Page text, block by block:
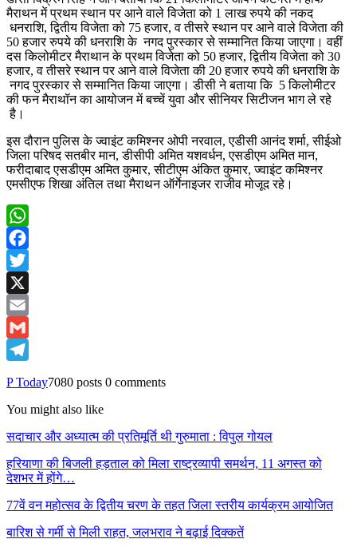
मैराथन में प्रथम स्थान पर आने वाले विजेता को 1 लाख रुपये की नकद
धनराशि, द्वितीय विजेता को 75 हजार, व तीसरे स्थान पर आने वाले विजेता की
50 हजार रुपये की धनराशि के नगद पुरस्कार से सम्मानित किया जाएगा। वहीं
दस किलोमीटर मैराथान के प्रथम विजेता को 50 हजार, द्वितीय विजेता को 30
हजार, व तीसरे स्थान पर आने वाले विजेता की 20 हजार रुपये की धनराशि के
नगद पुरस्कार से सम्मानित किया जाएगा। डीसी ने बताया कि 5 किलोमीटर
की फन मैराथॉन का आयोजन में बच्चें युवा और सीनियर सिटीजन भाग ले रहे
है।
इस दौरान पुलिस के ज्वाइंट कमिश्नर ओपी नरवाल, एडीसी आनंद शर्मा, सीईओ
जिला परिषद सतबीर मान, डीसीपी अमित यशवर्धन, एसडीएम अमित मान,
फरीदाबाद एसडीएम अमित कुमार, सीटीएम अंकित कुमार, ज्वाइंट कमिश्नर
एमसीएफ शिखा अंतिल तथा मैराथन ऑर्गेनाइजर राजीव मोजूद रहे।
WhatsApp
Facebook
Twitter
X
Email
Gmail
P Today7080 posts 0 comments
You might also like
सदाचार और अध्यात्म की प्रतिमूर्ति थी गुरुमाता : विपुल गोयल
हरियाणा की बिजली हड़ताल को मिला राष्ट्रव्यापी समर्थन, 11 अगस्त को
देशभर में होंगे…
77वें वन महोत्सव के द्वितीय चरण के तहत जिला स्तरीय कार्यक्रम आयोजित
बारिश से गर्मी से मिली राहत, जलभराव ने बढ़ाई दिक्कतें